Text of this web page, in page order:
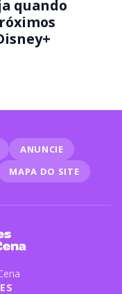
quando
ANUNCIE
MAPA DO SITE